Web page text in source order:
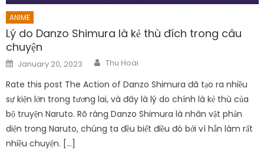
ANIME
Lý do Danzo Shimura là kẻ thù đích trong câu
chuyện
Posted
on
January 20, 2023 Author
Thu Hoai
Rate this post The Action of Danzo Shimura đã tạo ra nhiều
sự kiện lớn trong tương lai, và đây là lý do chính là kẻ thù của
bộ truyện Naruto. Rõ ràng Danzo Shimura là nhân vật phản
diện trong Naruto, chúng ta đều biết điều đó bởi vì hắn làm rất
nhiều chuyện. […]